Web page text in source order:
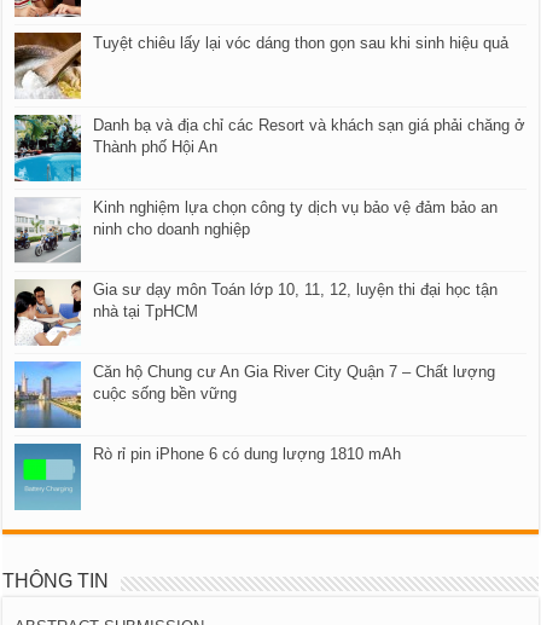
Tuyệt chiêu lấy lại vóc dáng thon gọn sau khi sinh hiệu quả
Danh bạ và địa chỉ các Resort và khách sạn giá phải chăng ở
Thành phố Hội An
Kinh nghiệm lựa chọn công ty dịch vụ bảo vệ đảm bảo an
ninh cho doanh nghiệp
Gia sư dạy môn Toán lớp 10, 11, 12, luyện thi đại học tận
nhà tại TpHCM
Căn hộ Chung cư An Gia River City Quận 7 – Chất lượng
cuộc sống bền vững
Rò rỉ pin iPhone 6 có dung lượng 1810 mAh
THÔNG TIN